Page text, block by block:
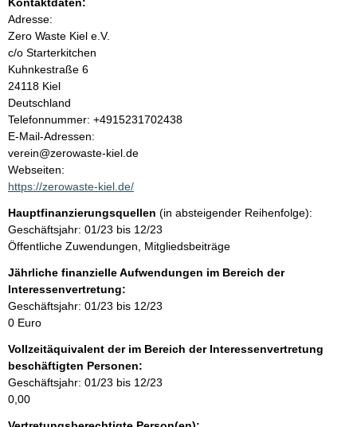
a
l
t
i
Adresse:
Zero Waste Kiel e.V.
c/o Starterkitchen
Kuhnkestraße 6
24118 Kiel
Deutschland
K
o
n
t
a
t
i
n
f
o
r
m
t
i
o
n
e
Telefonnummer: +4915231702438
E-Mail-Adressen:
verein@zerowaste-kiel.de
Webseiten:
https://zerowaste-kiel.de/
Hauptfinanzierungsquellen (in absteigender Reihenfolge):
Geschäftsjahr: 01/23 bis 12/23
Öffentliche Zuwendungen, Mitgliedsbeiträge
Jährliche finanzielle Aufwendungen im Bereich der
Interessenvertretung:
Geschäftsjahr: 01/23 bis 12/23
0 Euro
Vollzeitäquivalent der im Bereich der Interessenvertretung
beschäftigten Personen:
Geschäftsjahr: 01/23 bis 12/23
0,00